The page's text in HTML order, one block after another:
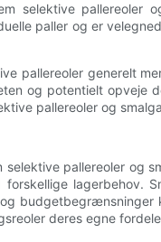
selektive pallereoler
paller og er
pallereoler generelt
og potentielt
pallereoler og
pallereoler og
lagerbehov.
deres egne